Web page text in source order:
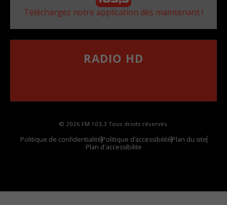
Téléchargez notre application dès maintenant !
RADIO HD
© 2026 FM 103,3 Tous droits réservés.
Politique de confidentialitéPolitique d’accessibilitéPlan du site
Plan d'accessibilite